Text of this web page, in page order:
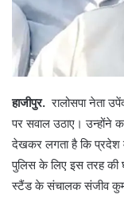
हाजीपुर.रालोसपा नेता
पर सवाल उठाए। उन्होंने
देखकर लगता है कि प्रदेश
पुलिस के लिए इस तरह की
स्टैंड के संचालक संजीव